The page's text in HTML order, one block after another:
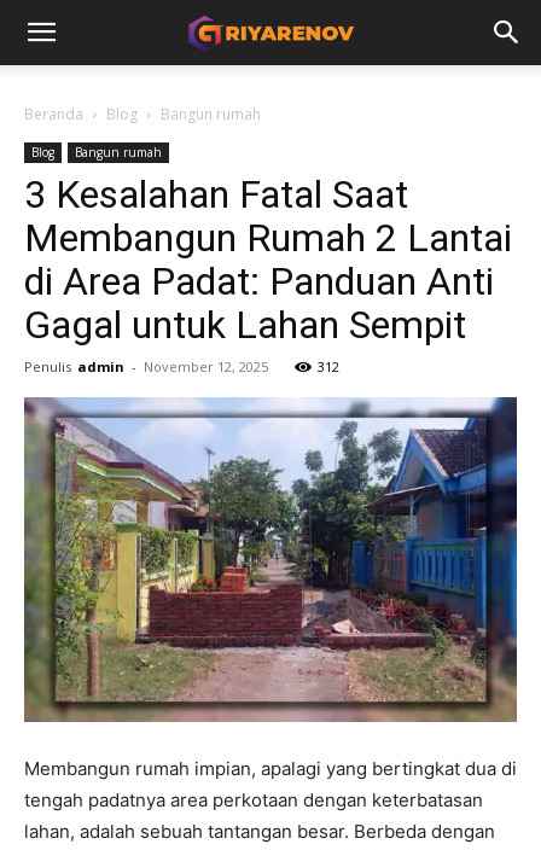
Beranda Blog Bangun rumah
Blog Bangun rumah
3 Kesalahan Fatal Saat
Membangun Rumah 2 Lantai
di Area Padat: Panduan Anti
Gagal untuk Lahan Sempit
Penulis admin - November 12, 2025 312
Membangun rumah impian, apalagi yang bertingkat dua di
tengah padatnya area perkotaan dengan keterbatasan
lahan, adalah sebuah tantangan besar. Berbeda dengan